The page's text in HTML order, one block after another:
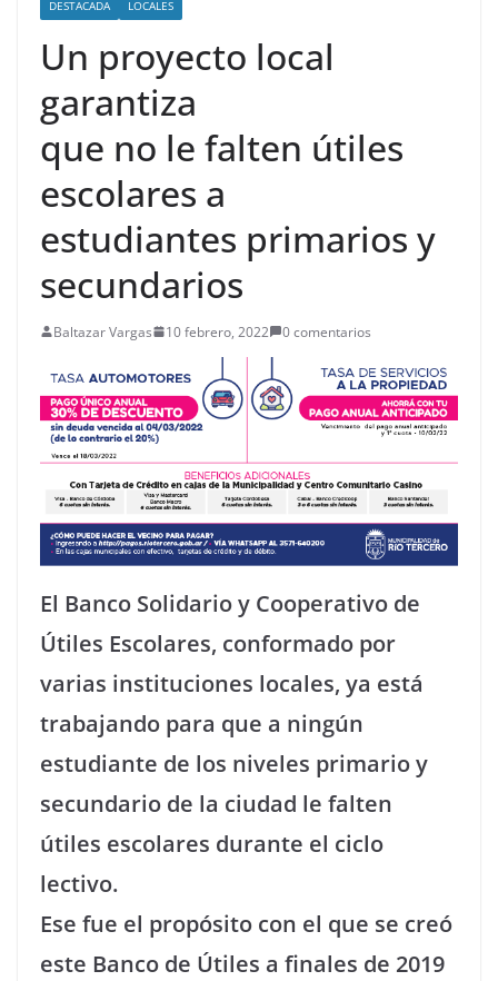
DESTACADA LOCALES
Un proyecto local
garantiza
que no le falten útiles
escolares a
estudiantes primarios y
secundarios
Baltazar Vargas 10 febrero, 2022 0 comentarios
El Banco Solidario y Cooperativo de
Útiles Escolares, conformado por
varias instituciones locales, ya está
trabajando para que a ningún
estudiante de los niveles primario y
secundario de la ciudad le falten
útiles escolares durante el ciclo
lectivo.
Ese fue el propósito con el que se creó
este Banco de Útiles a finales de 2019